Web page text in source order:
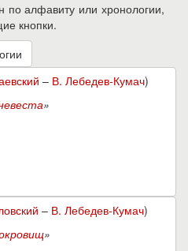
по алфавиту или хронологии,
кнопки.
– В. Лебедев-Кумач)
»
– В. Лебедев-Кумач)
»